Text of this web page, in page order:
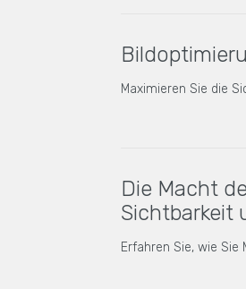
Maximieren Sie die
Die Macht
Sichtbarkeit
Erfahren Sie, wie